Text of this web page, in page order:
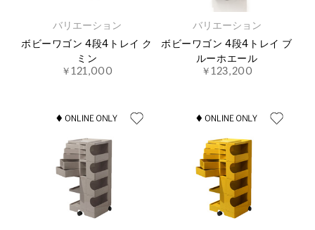
バリエーション
ボビーワゴン 4段4トレイ ク
ミン
￥121,000
バリエーション
ボビーワゴン 4段4トレイ ブ
ルーホエール
￥123,200